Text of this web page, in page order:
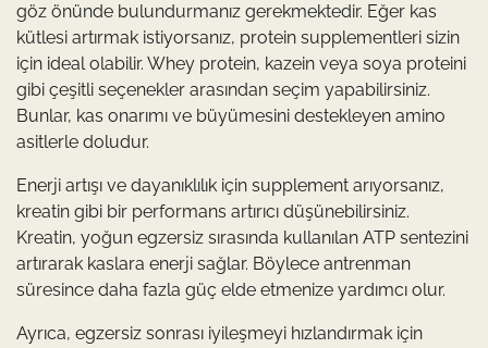
göz önünde bulundurmanız gerekmektedir. Eğer kas
kütlesi artırmak istiyorsanız, protein supplementleri sizin
için ideal olabilir. Whey protein, kazein veya soya proteini
gibi çeşitli seçenekler arasından seçim yapabilirsiniz.
Bunlar, kas onarımı ve büyümesini destekleyen amino
asitlerle doludur.
Enerji artışı ve dayanıklılık için supplement arıyorsanız,
kreatin gibi bir performans artırıcı düşünebilirsiniz.
Kreatin, yoğun egzersiz sırasında kullanılan ATP sentezini
artırarak kaslara enerji sağlar. Böylece antrenman
süresince daha fazla güç elde etmenize yardımcı olur.
Ayrıca, egzersiz sonrası iyileşmeyi hızlandırmak için